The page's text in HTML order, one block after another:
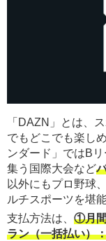
「DAZN」とは、
でもどこでも楽し
ンダード」ではB
集う国際大会など
以外にもプロ野球
ルチスポーツを堪
支払方法は、 ①月間
ラン（一括払い）